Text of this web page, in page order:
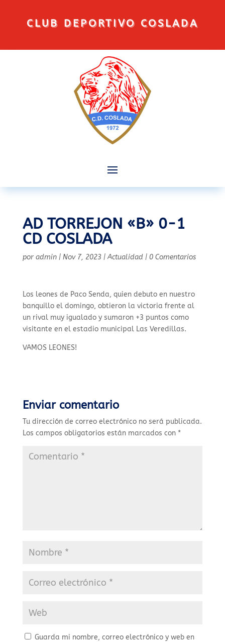
CLUB DEPORTIVO COSLADA
AD TORREJON «B» 0-1
CD COSLADA
por admin| Nov 7, 2023|Actualidad| 0 Comentarios
Los leones de Paco Senda, quien debuto en nuestro
banquillo el domingo, obtieron la victoria frente al
un rival muy igualado y sumaron +3 puntos como
visitante en el estadio municipal Las Veredillas.
VAMOS LEONES!
Enviar comentario
Tu dirección de correo electrónico no será publicada.
Los campos obligatorios están marcados con *
Guarda mi nombre, correo electrónico y web en